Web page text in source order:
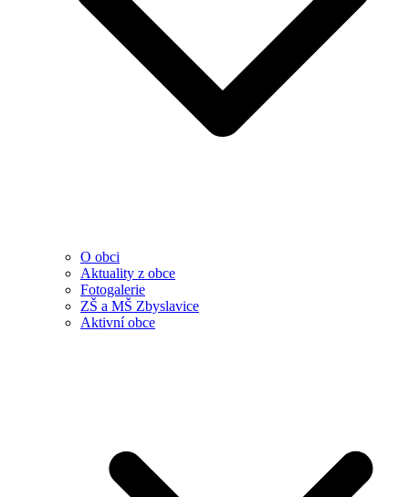
O obci
Aktuality z obce
Fotogalerie
ZŠ a MŠ Zbyslavice
Aktivní obce